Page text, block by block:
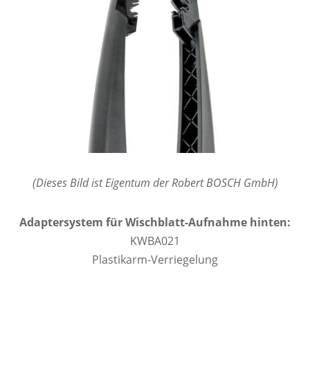
(Dieses Bild ist Eigentum der Robert BOSCH GmbH)
Adaptersystem für Wischblatt-Aufnahme hinten:
KWBA021
Plastikarm-Verriegelung